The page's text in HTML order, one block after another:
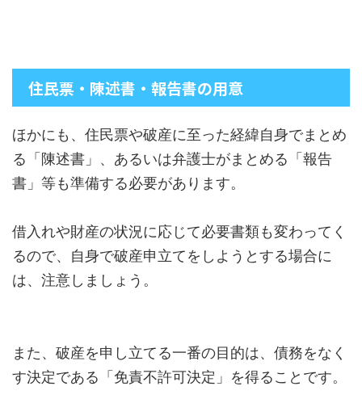
住民票・陳述書・報告書の用意
ほかにも、住民票や破産に至った経緯自身でまとめ
る「陳述書」、あるいは弁護士がまとめる「報告
書」等も準備する必要があります。
借入れや財産の状況に応じて必要書類も変わってく
るので、自身で破産申立てをしようとする場合に
は、注意しましょう。
また、破産を申し立てる一番の目的は、債務をなく
す決定である「免責不許可決定」を得ることです。